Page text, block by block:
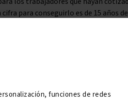
funciones de redes
cifra para conseguirlo es de 15 años
Solo con más de 15 años
ingrese solamente una parte de la
nada o muy poco -menos de 180